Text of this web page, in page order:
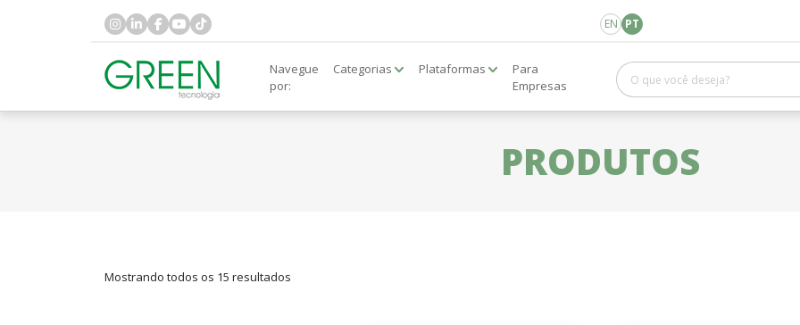
EN PT
Navegue
por:
Categorias Plataformas
Para
Empresas
PRODUTOS
Mostrando todos os 15 resultados